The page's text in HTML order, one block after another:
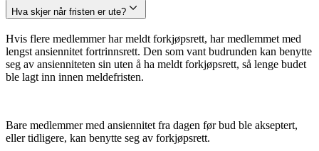
Hva skjer når fristen er ute?
Hvis flere medlemmer har meldt forkjøpsrett, har medlemmet med
lengst ansiennitet fortrinnsrett. Den som vant budrunden kan benytte
seg av ansienniteten sin uten å ha meldt forkjøpsrett, så lenge budet
ble lagt inn innen meldefristen.
Bare medlemmer med ansiennitet fra dagen før bud ble akseptert,
eller tidligere, kan benytte seg av forkjøpsrett.